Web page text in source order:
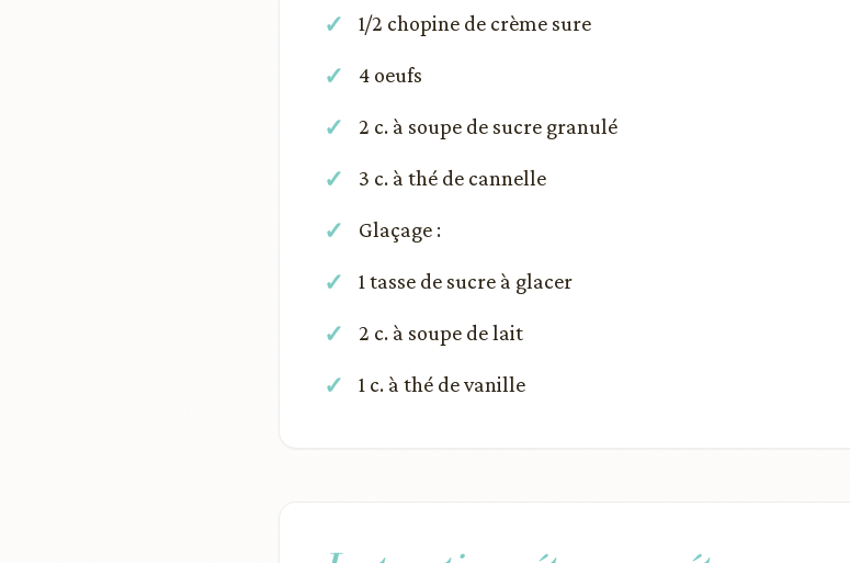
1/2 chopine de crème sure
4 oeufs
2 c. à soupe de sucre granulé
3 c. à thé de cannelle
Glaçage :
1 tasse de sucre à glacer
2 c. à soupe de lait
1 c. à thé de vanille